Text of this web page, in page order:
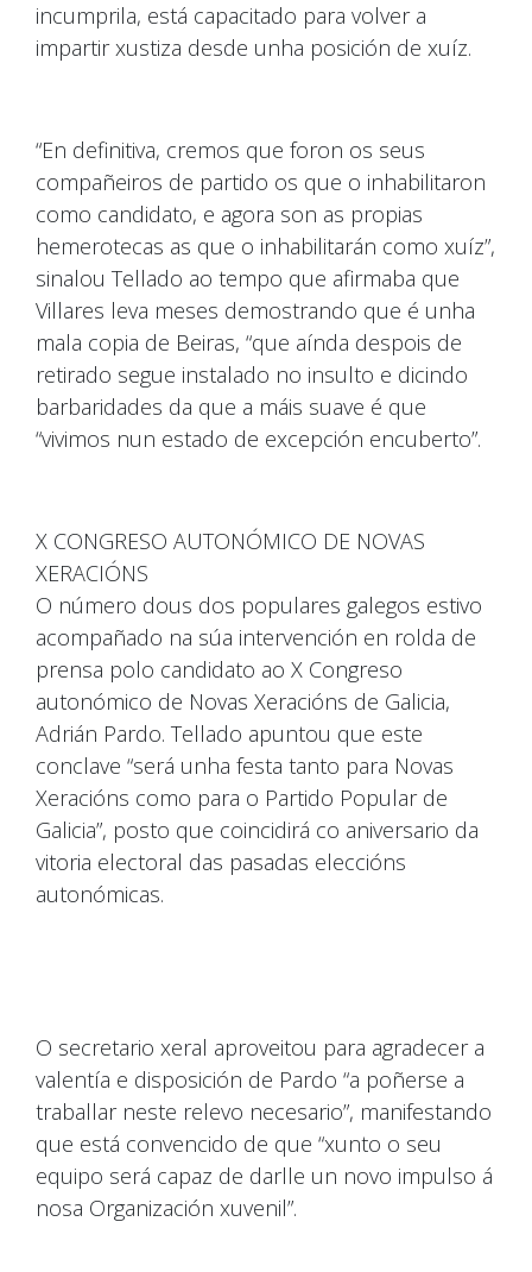
incumprila, está capacitado para volver a
impartir xustiza desde unha posición de xuíz.
“En definitiva, cremos que foron os seus
compañeiros de partido os que o inhabilitaron
como candidato, e agora son as propias
hemerotecas as que o inhabilitarán como xuíz”,
sinalou Tellado ao tempo que afirmaba que
Villares leva meses demostrando que é unha
mala copia de Beiras, “que aínda despois de
retirado segue instalado no insulto e dicindo
barbaridades da que a máis suave é que
“vivimos nun estado de excepción encuberto”.
X CONGRESO AUTONÓMICO DE NOVAS
XERACIÓNS
O número dous dos populares galegos estivo
acompañado na súa intervención en rolda de
prensa polo candidato ao X Congreso
autonómico de Novas Xeracións de Galicia,
Adrián Pardo. Tellado apuntou que este
conclave “será unha festa tanto para Novas
Xeracións como para o Partido Popular de
Galicia”, posto que coincidirá co aniversario da
vitoria electoral das pasadas eleccións
autonómicas.
O secretario xeral aproveitou para agradecer a
valentía e disposición de Pardo “a poñerse a
traballar neste relevo necesario”, manifestando
que está convencido de que “xunto o seu
equipo será capaz de darlle un novo impulso á
nosa Organización xuvenil”.